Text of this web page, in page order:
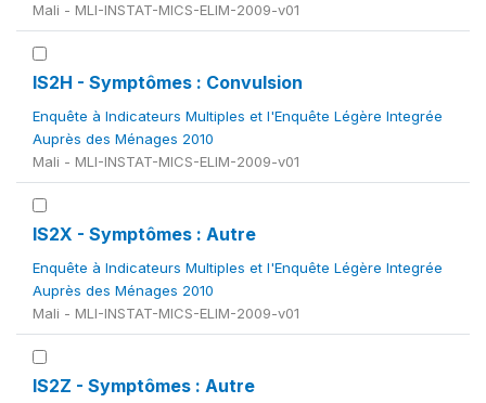
Mali - MLI-INSTAT-MICS-ELIM-2009-v01
IS2H - Symptômes : Convulsion
Enquête à Indicateurs Multiples et l'Enquête Légère Integrée
Auprès des Ménages 2010
Mali - MLI-INSTAT-MICS-ELIM-2009-v01
IS2X - Symptômes : Autre
Enquête à Indicateurs Multiples et l'Enquête Légère Integrée
Auprès des Ménages 2010
Mali - MLI-INSTAT-MICS-ELIM-2009-v01
IS2Z - Symptômes : Autre